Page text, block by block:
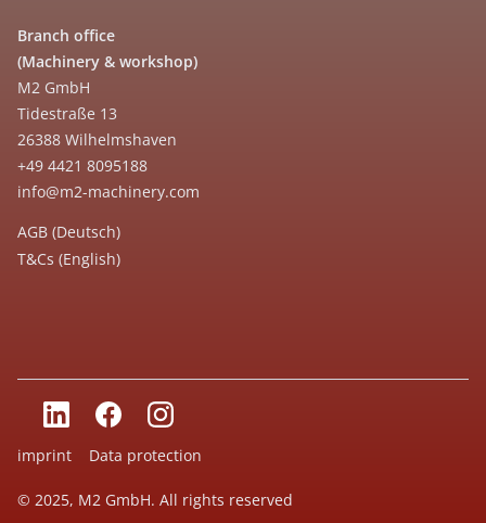
Branch office
(Machinery & workshop)
M2 GmbH
Tidestraße 13
26388 Wilhelmshaven
+49 4421 8095188
info@m2-machinery.com
AGB (Deutsch)
T&Cs (English)
© 2025, M2 GmbH. All rights reserved
imprint Data protection